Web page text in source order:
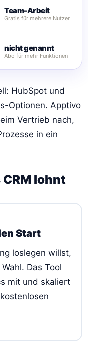
Team-Arbeit
Gratis für mehrere Nutzer
nicht genannt
Abo für mehr Funktionen
HubSpot und
Optionen. Apptivo
Vertrieb nach,
in ein
lohnt
Start
loslegen willst,
Das Tool
mit und skaliert